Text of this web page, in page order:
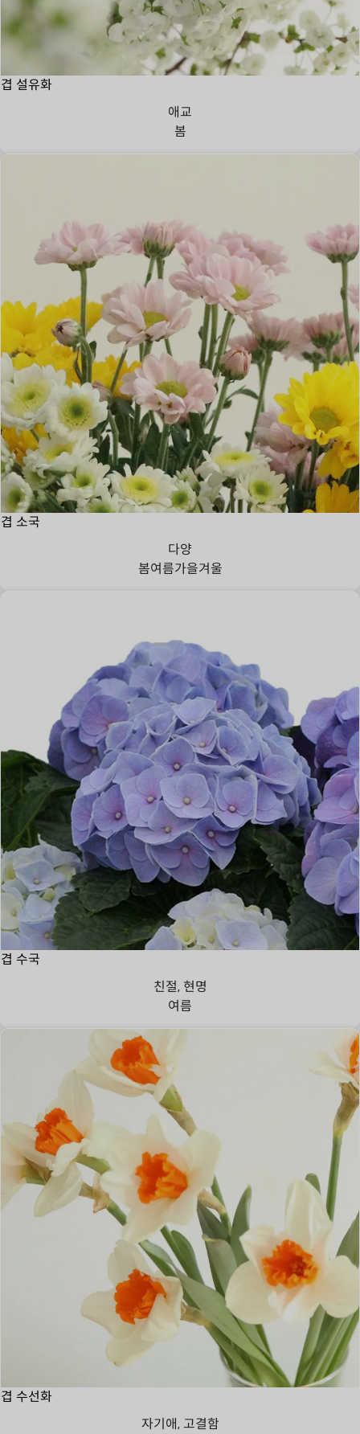
겹 설유화
애교
봄
겹 소국
다양
봄여름가을겨울
겹 수국
친절, 현명
여름
겹 수선화
자기애, 고결함